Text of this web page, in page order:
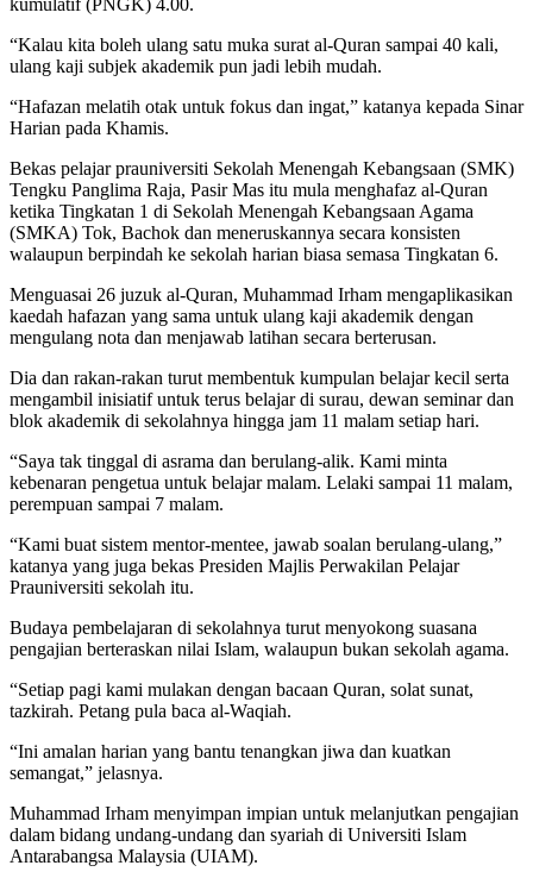
“Kalau kita boleh ulang satu muka surat al-Quran sampai 40 kali,
ulang kaji subjek akademik pun jadi lebih mudah.
“Hafazan melatih otak untuk fokus dan ingat,” katanya kepada Sinar
Harian pada Khamis.
Bekas pelajar prauniversiti Sekolah Menengah Kebangsaan (SMK)
Tengku Panglima Raja, Pasir Mas itu mula menghafaz al-Quran
ketika Tingkatan 1 di Sekolah Menengah Kebangsaan Agama
(SMKA) Tok, Bachok dan meneruskannya secara konsisten
walaupun berpindah ke sekolah harian biasa semasa Tingkatan 6.
Menguasai 26 juzuk al-Quran, Muhammad Irham mengaplikasikan
kaedah hafazan yang sama untuk ulang kaji akademik dengan
mengulang nota dan menjawab latihan secara berterusan.
Dia dan rakan-rakan turut membentuk kumpulan belajar kecil serta
mengambil inisiatif untuk terus belajar di surau, dewan seminar dan
blok akademik di sekolahnya hingga jam 11 malam setiap hari.
“Saya tak tinggal di asrama dan berulang-alik. Kami minta
kebenaran pengetua untuk belajar malam. Lelaki sampai 11 malam,
perempuan sampai 7 malam.
“Kami buat sistem mentor-mentee, jawab soalan berulang-ulang,”
katanya yang juga bekas Presiden Majlis Perwakilan Pelajar
Prauniversiti sekolah itu.
Budaya pembelajaran di sekolahnya turut menyokong suasana
pengajian berteraskan nilai Islam, walaupun bukan sekolah agama.
“Setiap pagi kami mulakan dengan bacaan Quran, solat sunat,
tazkirah. Petang pula baca al-Waqiah.
“Ini amalan harian yang bantu tenangkan jiwa dan kuatkan
semangat,” jelasnya.
Muhammad Irham menyimpan impian untuk melanjutkan pengajian
dalam bidang undang-undang dan syariah di Universiti Islam
Antarabangsa Malaysia (UIAM).